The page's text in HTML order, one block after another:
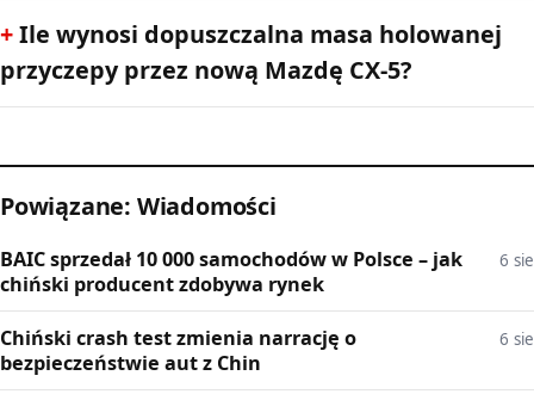
Ile wynosi dopuszczalna masa holowanej
przyczepy przez nową Mazdę CX-5?
Powiązane: Wiadomości
BAIC sprzedał 10 000 samochodów w Polsce – jak
chiński producent zdobywa rynek
6 sie
Chiński crash test zmienia narrację o
bezpieczeństwie aut z Chin
6 sie